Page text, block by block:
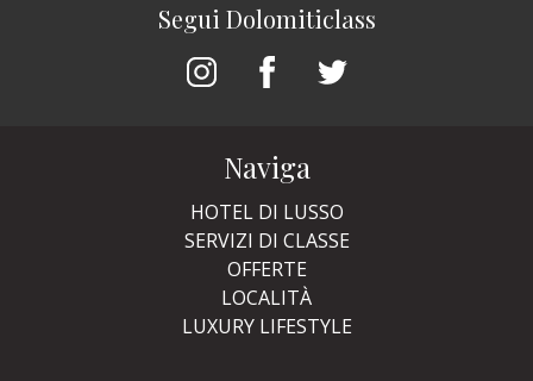
Segui Dolomiticlass
Naviga
HOTEL DI LUSSO
SERVIZI DI CLASSE
OFFERTE
LOCALITÀ
LUXURY LIFESTYLE